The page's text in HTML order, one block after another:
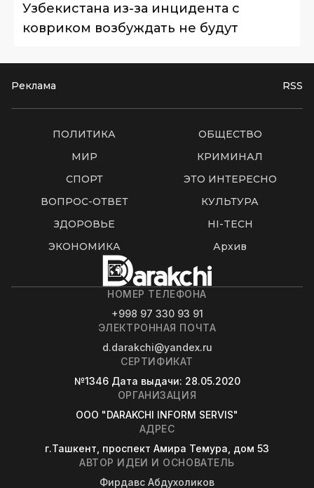
Узбекистана из-за инцидента с
ковриком возбуждать не будут
Реклама RSS
ПОЛИТИКА
ОБЩЕСТВО
МИР
КРИМИНАЛ
СПОРТ
ЭТО ИНТЕРЕСНО
ВОПРОС-ОТВЕТ
КУЛЬТУРА
ЗДОРОВЬЕ
HI-TECH
ЭКОНОМИКА
Архив
НОМЕР ТЕЛЕФОНА
+998 97 330 93 91
ЭЛЕКТРОННАЯ ПОЧТА
d.darakchi@yandex.ru
СЕРТИФИКАТ
№1346 Дата выдачи: 28.05.2020
ОРГАНИЗАЦИЯ
OOO "DARAKCHI INFORM SERVIS"
АДРЕС
г.Ташкент, проспект Амира Темура, дом 53
АВТОР ИДЕИ И ОСНОВАТЕЛЬ
Фирдавс Абдухоликов